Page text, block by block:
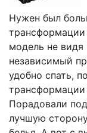
Нужен был
трансформации
модель не
независимый
удобно спать,
трансформации
Порадовали
лучшую